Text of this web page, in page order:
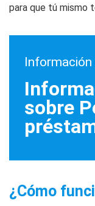
para que tú mismo
Información
sobre
¿Cómo